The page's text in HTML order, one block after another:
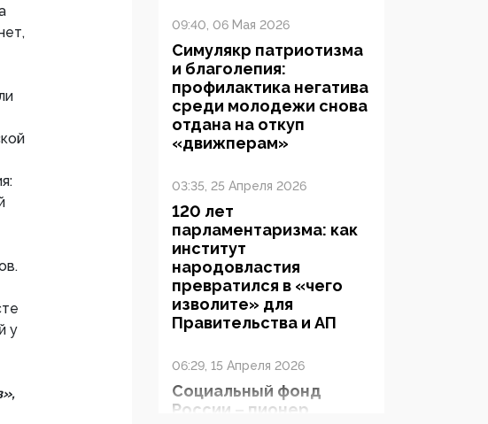
у
09:40, 06 Мая 2026
Симулякр патриотизма
и благолепия:
профилактика негатива
среди молодежи снова
отдана на откуп
«движперам»
03:35, 25 Апреля 2026
120 лет
парламентаризма: как
институт
народовластия
превратился в «чего
изволите» для
Правительства и АП
06:29, 15 Апреля 2026
Социальный фонд
России – пионер